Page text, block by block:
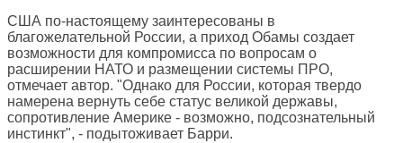
США по-настоящему заинтересованы в
благожелательной России, а приход Обамы создает
возможности для компромисса по вопросам о
расширении НАТО и размещении системы ПРО,
отмечает автор. "Однако для России, которая твердо
намерена вернуть себе статус великой державы,
сопротивление Америке - возможно, подсознательный
инстинкт", - подытоживает Барри.